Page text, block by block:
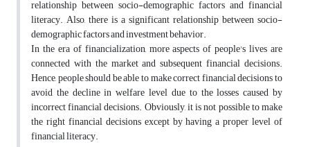
relationship between socio-demographic factors and financial
literacy. Also, there is a significant relationship between socio-
demographic factors and investment behavior.
In the era of financialization, more aspects of people's lives are
connected with the market and subsequent financial decisions.
Hence, people should be able to make correct financial decisions to
avoid the decline in welfare level due to the losses caused by
incorrect financial decisions. Obviously, it is not possible to make
the right financial decisions except by having a proper level of
financial literacy.